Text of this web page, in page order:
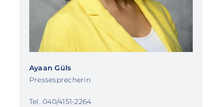
Ayaan Güls
Pressesprecherin
Tel. 040/4151-2264